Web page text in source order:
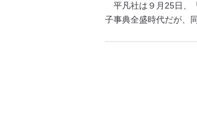
平凡社は９月25日、
子事典全盛時代だが、